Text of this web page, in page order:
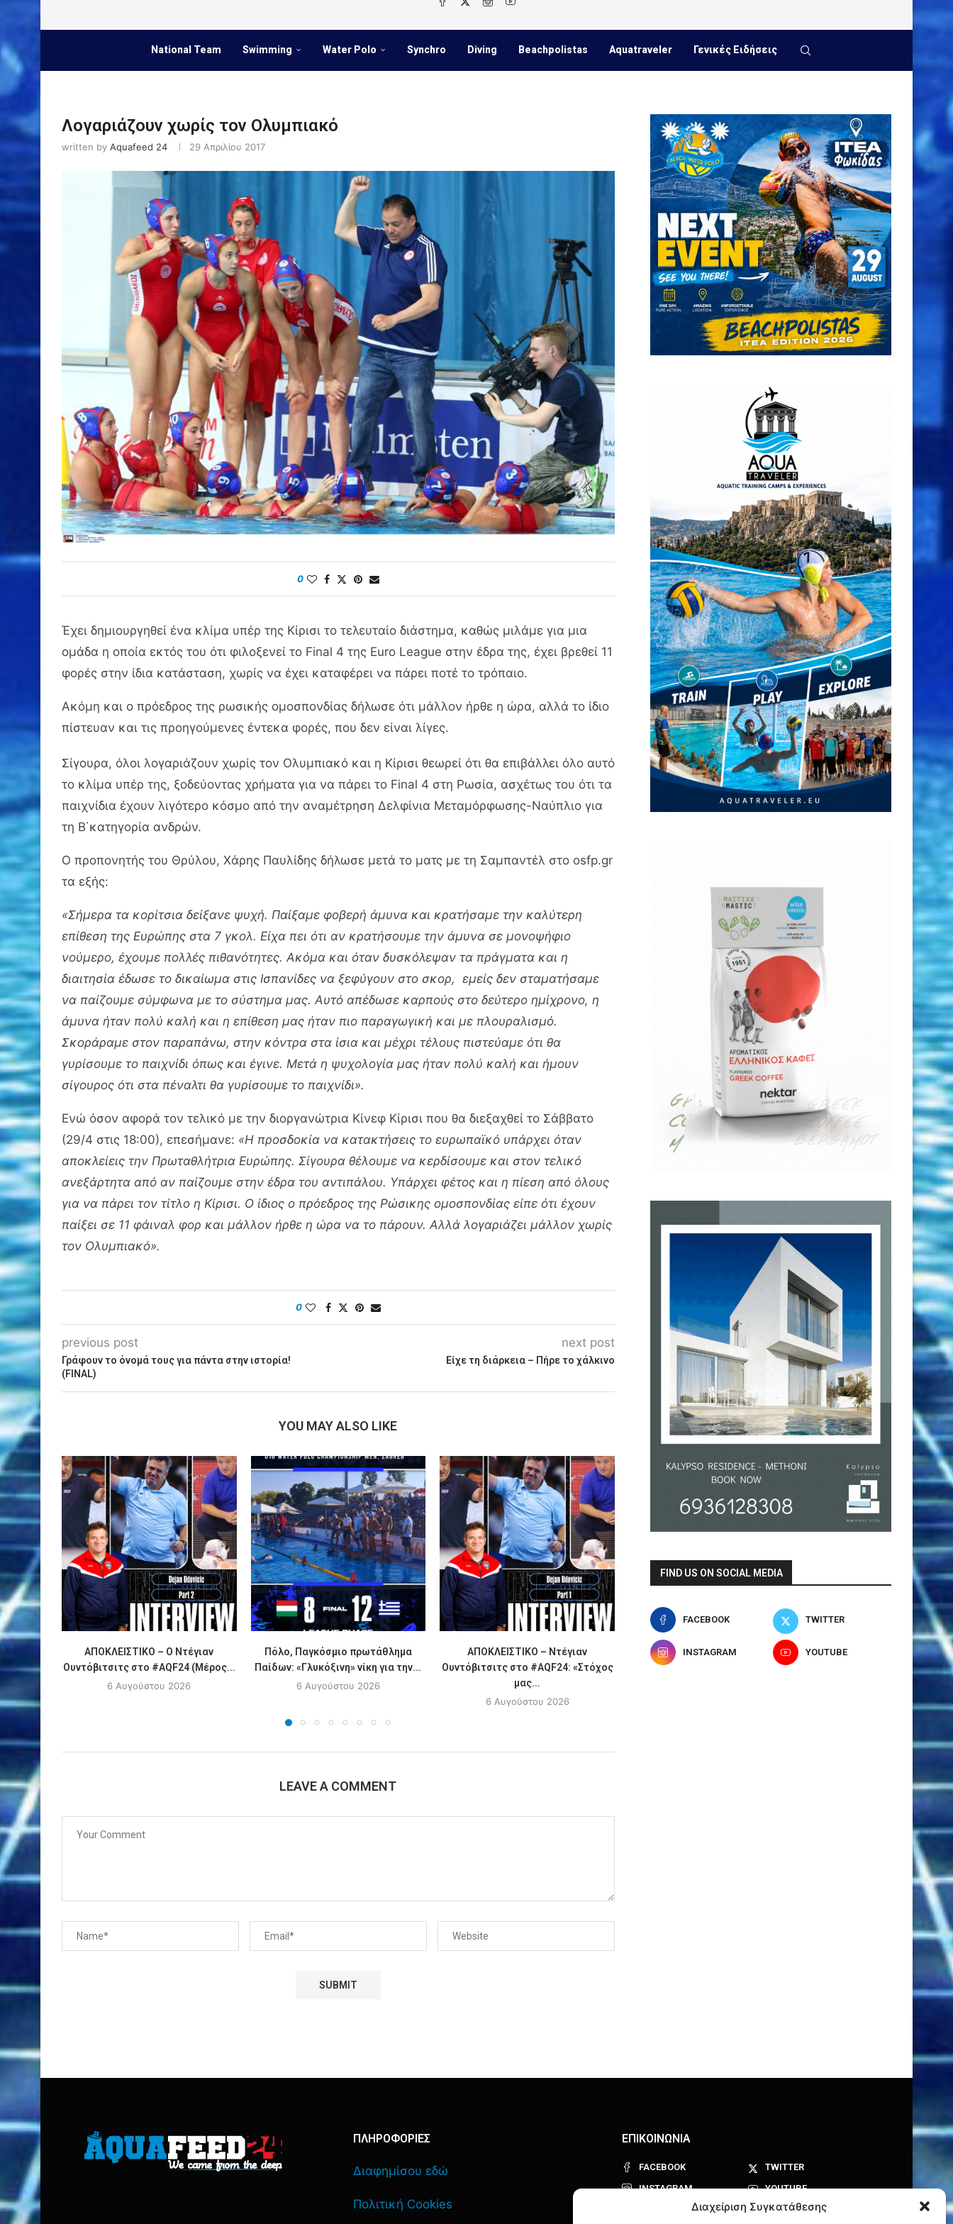
Διαχείριση Συγκατάθεσης
National Team Swimming Water Polo Synchro Diving Beachpolistas Aquatraveler Γενικές Ειδήσεις
Λογαριάζουν χωρίς τον Ολυμπιακό
written by Aquafeed 24 29 Απριλίου 2017
0
Έχει δημιουργηθεί ένα κλίμα υπέρ της Κίρισι το τελευταίο διάστημα, καθώς μιλάμε για μια
ομάδα η οποία εκτός του ότι φιλοξενεί το Final 4 της Euro League στην έδρα της, έχει βρεθεί 11
φορές στην ίδια κατάσταση, χωρίς να έχει καταφέρει να πάρει ποτέ το τρόπαιο.
Ακόμη και ο πρόεδρος της ρωσικής ομοσπονδίας δήλωσε ότι μάλλον ήρθε η ώρα, αλλά το ίδιο
πίστευαν και τις προηγούμενες έντεκα φορές, που δεν είναι λίγες.
Σίγουρα, όλοι λογαριάζουν χωρίς τον Ολυμπιακό και η Κίρισι θεωρεί ότι θα επιβάλλει όλο αυτό
το κλίμα υπέρ της, ξοδεύοντας χρήματα για να πάρει το Final 4 στη Ρωσία, ασχέτως του ότι τα
παιχνίδια έχουν λιγότερο κόσμο από την αναμέτρηση Δελφίνια Μεταμόρφωσης-Ναύπλιο για
τη Β΄κατηγορία ανδρών.
Ο προπονητής του Θρύλου, Χάρης Παυλίδης δήλωσε μετά το ματς με τη Σαμπαντέλ στο osfp.gr
τα εξής:
«Σήμερα τα κορίτσια δείξανε ψυχή. Παίξαμε φοβερή άμυνα και κρατήσαμε την καλύτερη
επίθεση της Ευρώπης στα 7 γκολ. Είχα πει ότι αν κρατήσουμε την άμυνα σε μονοψήφιο
νούμερο, έχουμε πολλές πιθανότητες. Ακόμα και όταν δυσκόλεψαν τα πράγματα και η
διαιτησία έδωσε το δικαίωμα στις Ισπανίδες να ξεφύγουν στο σκορ, εμείς δεν σταματήσαμε
να παίζουμε σύμφωνα με το σύστημα μας. Αυτό απέδωσε καρπούς στο δεύτερο ημίχρονο, η
άμυνα ήταν πολύ καλή και η επίθεση μας ήταν πιο παραγωγική και με πλουραλισμό.
Σκοράραμε στον παραπάνω, στην κόντρα στα ίσια και μέχρι τέλους πιστεύαμε ότι θα
γυρίσουμε το παιχνίδι όπως και έγινε. Μετά η ψυχολογία μας ήταν πολύ καλή και ήμουν
σίγουρος ότι στα πέναλτι θα γυρίσουμε το παιχνίδι».
Ενώ όσον αφορά τον τελικό με την διοργανώτρια Κίνεφ Κίρισι που θα διεξαχθεί το Σάββατο
(29/4 στις 18:00), επεσήμανε: «Η προσδοκία να κατακτήσεις το ευρωπαϊκό υπάρχει όταν
αποκλείεις την Πρωταθλήτρια Ευρώπης. Σίγουρα θέλουμε να κερδίσουμε και στον τελικό
ανεξάρτητα από αν παίζουμε στην έδρα του αντιπάλου. Υπάρχει φέτος και η πίεση από όλους
για να πάρει τον τίτλο η Κίρισι. Ο ίδιος ο πρόεδρος της Ρώσικης ομοσπονδίας είπε ότι έχουν
παίξει σε 11 φάιναλ φορ και μάλλον ήρθε η ώρα να το πάρουν. Αλλά λογαριάζει μάλλον χωρίς
τον Ολυμπιακό».
0
previous post
Γράφουν το όνομά τους για πάντα στην ιστορία!
(FINAL)
next post
Είχε τη διάρκεια – Πήρε το χάλκινο
YOU MAY ALSO LIKE
ΑΠΟΚΛΕΙΣΤΙΚΟ – Ο Ντέγιαν
Ουντόβιτσιτς στο #AQF24 (Μέρος...
6 Αυγούστου 2026
Πόλο, Παγκόσμιο πρωτάθλημα
Παίδων: «Γλυκόξινη» νίκη για την...
6 Αυγούστου 2026
ΑΠΟΚΛΕΙΣΤΙΚΟ – Ντέγιαν
Ουντόβιτσιτς στο #AQF24: «Στόχος
μας...
6 Αυγούστου 2026
Πόλο, Εθνική Νέων Ανδρών Κ20:
Πανιώνιος, Νίκος
#AQF24: «Ανυπομονώ να
LEAVE A COMMENT
FIND US ON SOCIAL MEDIA
FACEBOOK TWITTER
INSTAGRAM YOUTUBE
ΠΛΗΡΟΦΟΡΙΕΣ
Διαφημίσου εδώ
Πολιτική Cookies
ΕΠΙΚΟΙΝΩΝΙΑ
FACEBOOK
TWITTER
INSTAGRAM
YOUTUBE